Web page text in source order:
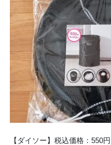
【ダイソー】税込価格：550円